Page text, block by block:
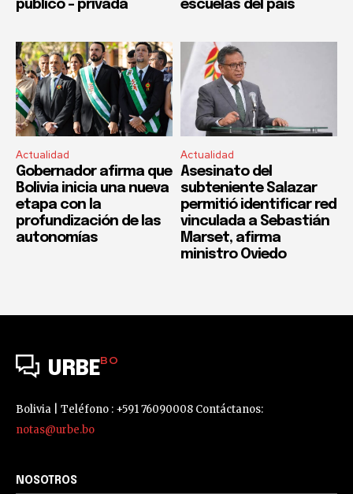
público – privada
escuelas del país
Actualidad
Gobernador afirma que
Bolivia inicia una nueva
etapa con la
profundización de las
autonomías
Actualidad
Asesinato del
subteniente Salazar
permitió identificar red
vinculada a Sebastián
Marset, afirma
ministro Oviedo
URBEBO
Bolivia | Teléfono : +591 76090008 Contáctanos:
notas@urbe.bo
NOSOTROS